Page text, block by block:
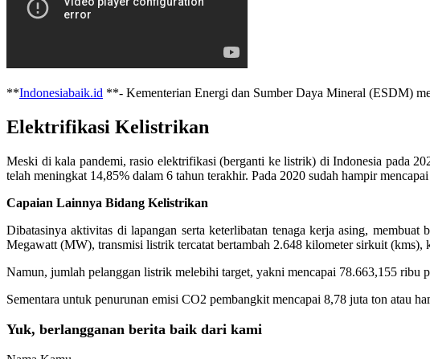
**Indonesiabaik.id **- Kementerian Energi dan Sumber Daya Mineral (ESDM)
Elektrifikasi Kelistrikan
Meski di kala pandemi, rasio elektrifikasi (berganti ke listrik) di Indonesia pada
telah meningkat 14,85% dalam 6 tahun terakhir. Pada 2020 sudah hampir
Capaian Lainnya Bidang Kelistrikan
Dibatasinya aktivitas di lapangan serta keterlibatan tenaga kerja asing,
Megawatt (MW), transmisi listrik tercatat bertambah 2.648 kilometer sirkuit
Namun, jumlah pelanggan listrik melebihi target, yakni mencapai 78.663,155 ribu
Sementara untuk penurunan emisi CO2 pembangkit mencapai 8,78 juta ton atau
Yuk, berlangganan berita baik dari kami